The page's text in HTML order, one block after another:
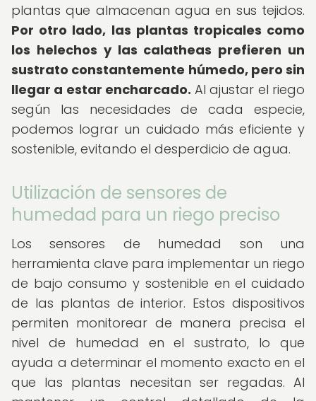
plantas que almacenan agua en sus tejidos.
Por otro lado, las plantas tropicales como
los helechos y las calatheas prefieren un
sustrato constantemente húmedo, pero sin
llegar a estar encharcado. Al ajustar el riego
según las necesidades de cada especie,
podemos lograr un cuidado más eficiente y
sostenible, evitando el desperdicio de agua.
Utilización de sensores de
humedad para un riego preciso
Los sensores de humedad son una
herramienta clave para implementar un riego
de bajo consumo y sostenible en el cuidado
de las plantas de interior. Estos dispositivos
permiten monitorear de manera precisa el
nivel de humedad en el sustrato, lo que
ayuda a determinar el momento exacto en el
que las plantas necesitan ser regadas. Al